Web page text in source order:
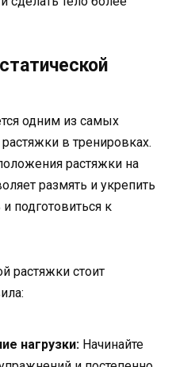
одним из самых
в тренировках.
растяжки на
размять и укрепить
подготовиться к
растяжки стоит
нагрузки: Начинайте